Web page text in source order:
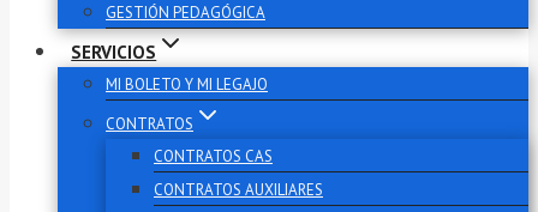
GESTIÓN PEDAGÓGICA
SERVICIOS
MI BOLETO Y MI LEGAJO
CONTRATOS
CONTRATOS CAS
CONTRATOS AUXILIARES